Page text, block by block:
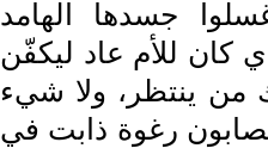
جسدها الهامد
كان للأم عاد ليكفّن
من ينتظر، ولا شيء
رغوة ذابت في